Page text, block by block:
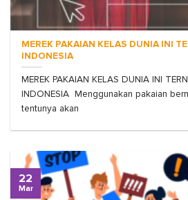
MEREK PAKAIAN KELAS DUNIA INI
INDONESIA
MEREK PAKAIAN KELAS DUNIA INI
INDONESIA Menggunakan pakaian
tentunya akan
22
Mar